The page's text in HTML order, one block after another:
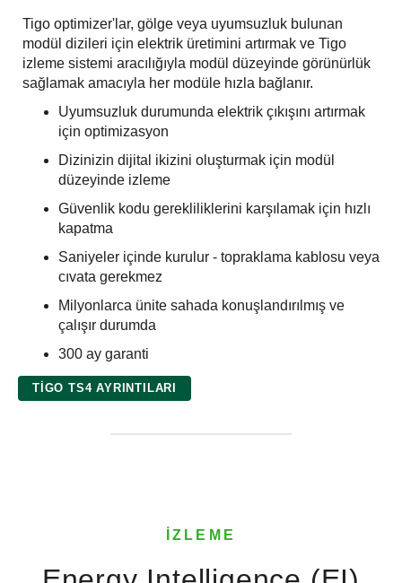
Tigo optimizer'lar, gölge veya uyumsuzluk bulunan
modül dizileri için elektrik üretimini artırmak ve Tigo
izleme sistemi aracılığıyla modül düzeyinde görünürlük
sağlamak amacıyla her modüle hızla bağlanır.
Uyumsuzluk durumunda elektrik çıkışını artırmak
için optimizasyon
Dizinizin dijital ikizini oluşturmak için modül
düzeyinde izleme
Güvenlik kodu gerekliliklerini karşılamak için hızlı
kapatma
Saniyeler içinde kurulur - topraklama kablosu veya
cıvata gerekmez
Milyonlarca ünite sahada konuşlandırılmış ve
çalışır durumda
300 ay garanti
TIGO TS4 AYRINTILARI
İZLEME